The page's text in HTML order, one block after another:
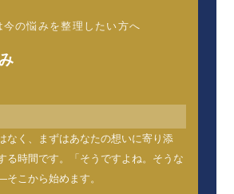
今の悩みを整理したい方へ
なく、まずはあなたの想いに寄り添
る時間です。「そうですよね。そうな
こから始めます。